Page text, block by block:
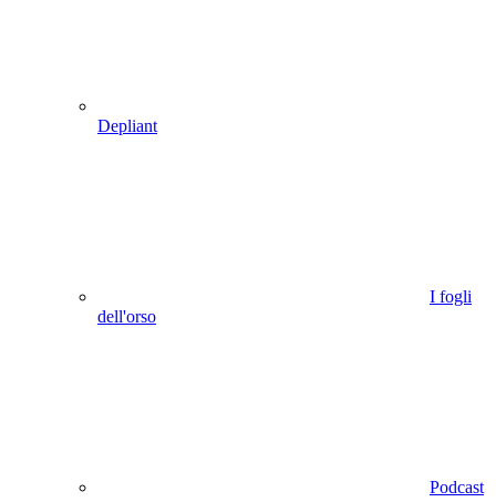
Depliant
I fogli
dell'orso
Podcast